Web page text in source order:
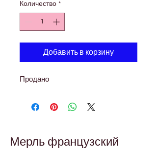
Количество *
Добавить в корзину
Продано
Мерль французский